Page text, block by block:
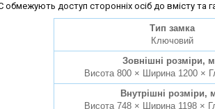
обмежують доступ сторонніх осіб до вмісту та
Тип замка
Ключовий
Зовнішні розміри,
Висота 800 × Ширина 1200 ×
Внутрішні розміри,
Висота 748 × Ширина 1198 ×